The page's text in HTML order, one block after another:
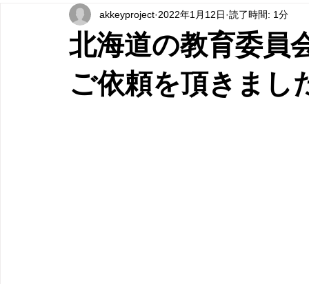
北海道の教育委員
ご依頼を頂きまし
akkeyproject 2022年1月12日 読了時間: 1分